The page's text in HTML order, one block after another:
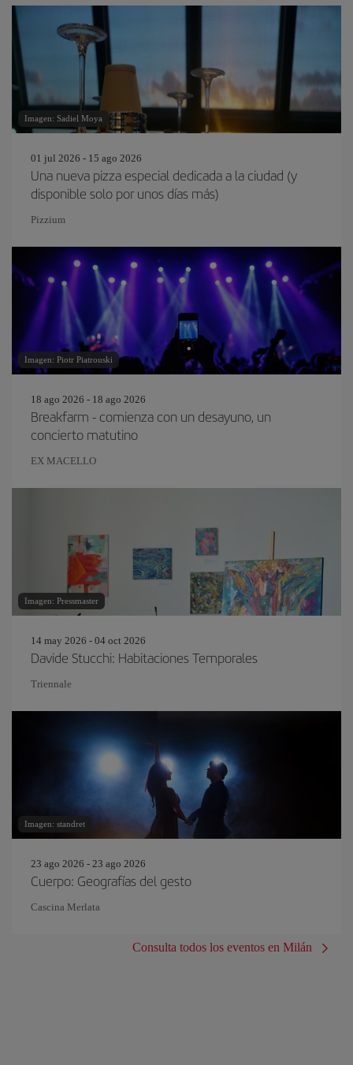
Imagen: Sadiel Moya
01 jul 2026 - 15 ago 2026
Una nueva pizza especial dedicada a la ciudad (y
disponible solo por unos días más)
Pizzium
Imagen: Piotr Piatrouski
18 ago 2026 - 18 ago 2026
Breakfarm - comienza con un desayuno, un
concierto matutino
EX MACELLO
Imagen: Pressmaster
14 may 2026 - 04 oct 2026
Davide Stucchi: Habitaciones Temporales
Triennale
Imagen: standret
23 ago 2026 - 23 ago 2026
Cuerpo: Geografías del gesto
Cascina Merlata
Consulta todos los eventos en Milán